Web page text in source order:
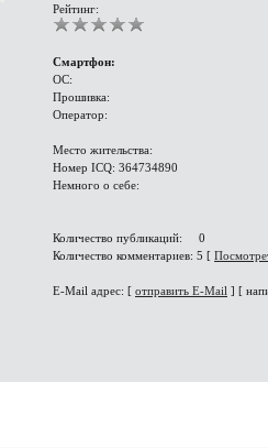
Рейтинг:
Смартфон:
ОС:
Прошивка:
Оператор:
Место жительства:
Номер ICQ: 364734890
Немного о себе:
Количество публикаций: 0
Количество комментариев: 5 [
E-Mail адрес: [ отправить E-Mail ] [